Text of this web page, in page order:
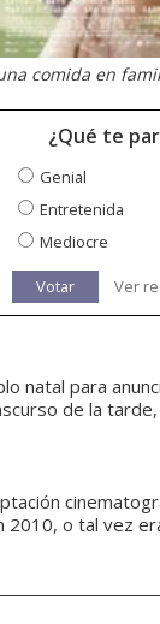
comida en
¿Qué te
Genial
Entretenida
Mediocre
Votar Ver
natal para
de la
2010, o tal vez